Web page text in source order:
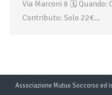
Via Marconi 8 🗓 Quando:
Contributo: Solo 22€…
Associazione Mutuo Soccorso ed